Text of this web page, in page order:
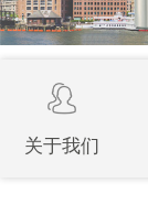
关于我们